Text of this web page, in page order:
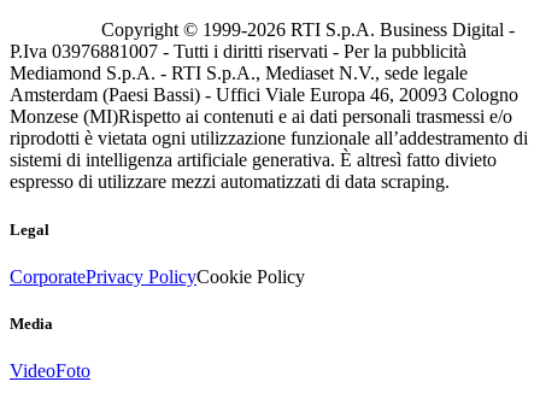
Copyright © 1999-2026 RTI S.p.A. Business Digital -
P.Iva 03976881007 - Tutti i diritti riservati - Per la pubblicità
Mediamond S.p.A. - RTI S.p.A., Mediaset N.V., sede legale
Amsterdam (Paesi Bassi) - Uffici Viale Europa 46, 20093 Cologno
Monzese (MI)Rispetto ai contenuti e ai dati personali trasmessi e/o
riprodotti è vietata ogni utilizzazione funzionale all’addestramento di
sistemi di intelligenza artificiale generativa. È altresì fatto divieto
espresso di utilizzare mezzi automatizzati di data scraping.
Legal
CorporatePrivacy PolicyCookie Policy
Media
VideoFoto